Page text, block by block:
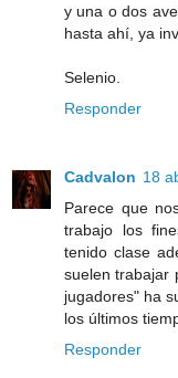
y una o dos
hasta ahí, ya
Selenio.
Responder
Cadvalon 18
Parece que
trabajo los
tenido clase
suelen trabajar
jugadores" ha
los últimos
Responder